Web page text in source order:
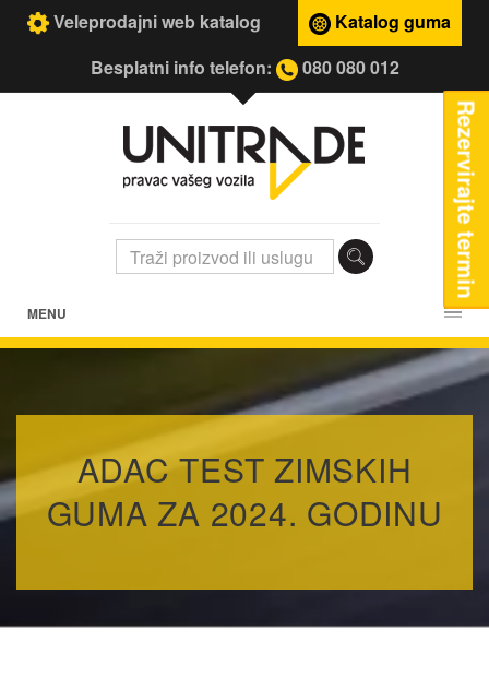
Veleprodajni web katalog
Katalog guma
Besplatni info telefon:
080 080 012
MENU
ADAC TEST ZIMSKIH
GUMA ZA 2024. GODINU
Rezervirajte termin